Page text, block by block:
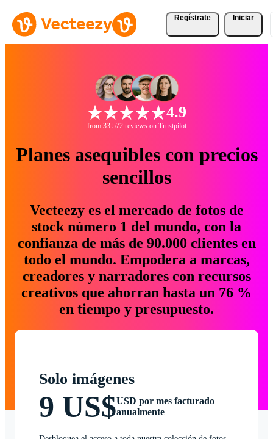
Regístrate Iniciar
4.9
from 33.572 reviews on Trustpilot
Planes asequibles con precios
sencillos
Vecteezy es el mercado de fotos de
stock número 1 del mundo, con la
confianza de más de 90.000 clientes en
todo el mundo. Empodera a marcas,
creadores y narradores con recursos
creativos que ahorran hasta un 76 %
en tiempo y presupuesto.
Solo imágenes
9 US$USD por mes facturado
anualmente